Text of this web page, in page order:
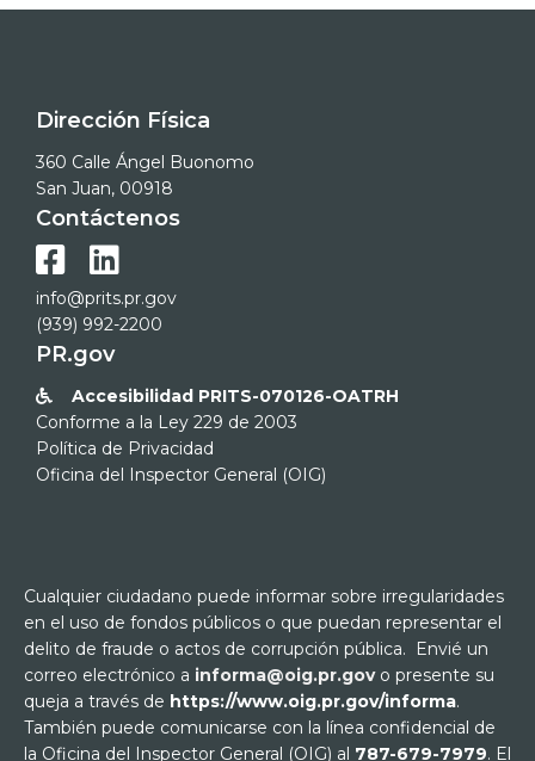
Dirección Física
360 Calle Ángel Buonomo
San Juan, 00918
Contáctenos
 
info@prits.pr.gov
(939) 992-2200
PR.gov

Accesibilidad PRITS-070126-OATRH
Conforme a la Ley 229 de 2003
Política de Privacidad
Oficina del Inspector General (OIG)
Cualquier ciudadano puede informar sobre irregularidades
en el uso de fondos públicos o que puedan representar el
delito de fraude o actos de corrupción pública. Envié un
correo electrónico a informa@oig.pr.govo presente su
queja a través de https://www.oig.pr.gov/informa.
También puede comunicarse con la línea confidencial de
la Oficina del Inspector General (OIG) al 787-679-7979. El